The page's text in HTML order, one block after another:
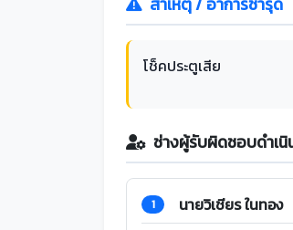
โช็คประตูเสีย
ช่างผู้รับผิดชอบดำเนิ
1 นายวิเชียร ในทอง